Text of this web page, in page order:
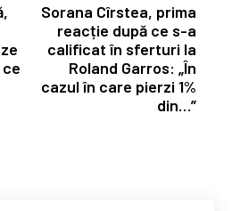
Sorana Cîrstea, prima
reacție după ce s-a
calificat în sferturi la
Roland Garros: „În
cazul în care pierzi 1%
din…”